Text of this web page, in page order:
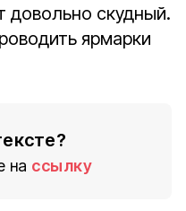
довольно скудный.
ярмарки
на ссылку